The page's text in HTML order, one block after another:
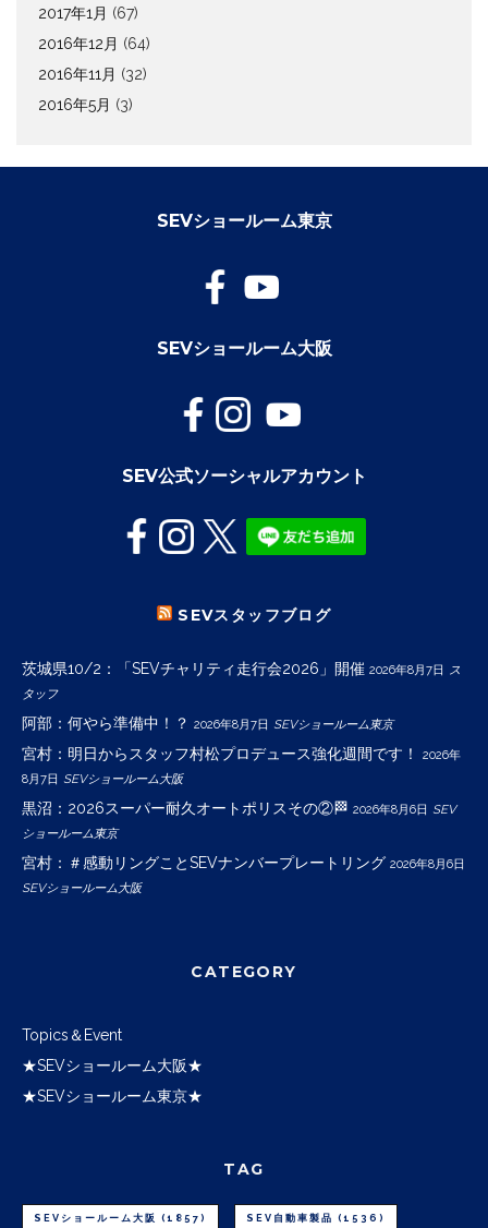
2017年1月 (67)
2016年12月 (64)
2016年11月 (32)
2016年5月 (3)
SEVショールーム東京
SEVショールーム大阪
SEV公式ソーシャルアカウント
SEVスタッフブログ
茨城県10/2：「SEVチャリティ走行会2026」開催 2026年8月7日
ス
タッフ
阿部：何やら準備中！？ 2026年8月7日 SEVショールーム東京
宮村：明日からスタッフ村松プロデュース強化週間です！
2026年
8月7日 SEVショールーム大阪
黒沼：2026スーパー耐久オートポリスその②🏁 2026年8月6日 SEV
ショールーム東京
宮村：＃感動リングことSEVナンバープレートリング 2026年8月6日
SEVショールーム大阪
CATEGORY
Topics＆Event
★SEVショールーム大阪★
★SEVショールーム東京★
TAG
SEVショールーム大阪 (1857) SEV自動車製品 (1536)